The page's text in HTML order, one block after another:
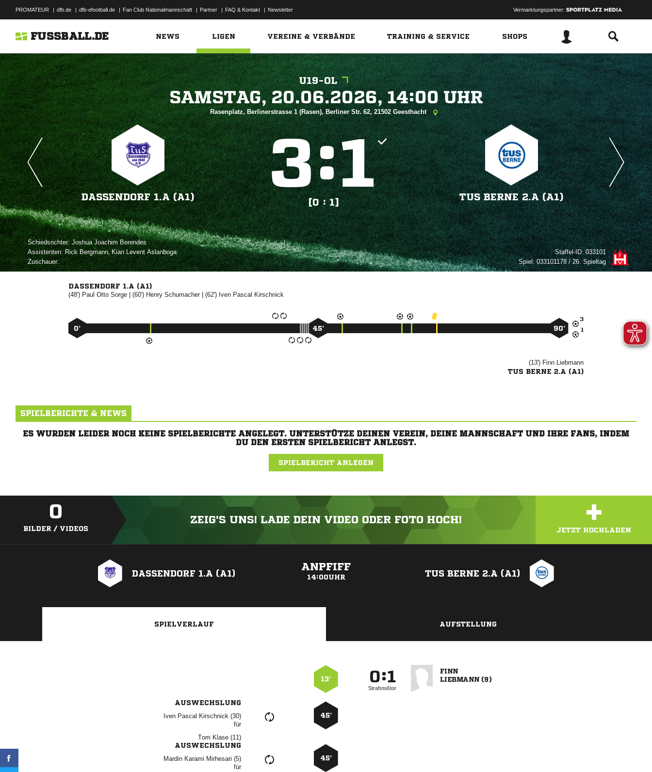
PROMATEUR | dfb.de | dfb-efootball.de | Fan Club Nationalmannschaft | Partner | FAQ & Kontakt | Newsletter Vermarktungspartner:
FUSSBALL.DE NEWS LIGEN VEREINE & VERBÄNDE TRAINING & SERVICE SHOPS
U19-OL
   
Rasenplatz, Berlinerstrasse 1 (Rasen), Berliner Str. 62, 21502 Geesthacht
DASSENDORF 1.A (A1)
:
[0 : 1]
TUS BERNE 2.A (A1)
Schiedsrichter:  
Assistenten: ,   
Zuschauer:
Staffel-ID:033101
Spiel:033101178 / 26. Spieltag
DASSENDORF 1.A (A1)
(48')  | (60') | (62')   


0’ 45’ 90’
(13')  
TUS BERNE 2.A (A1)
SPIELBERICHTE & NEWS
ES WURDEN LEIDER NOCH KEINE SPIELBERICHTE ANGELEGT. UNTERSTÜTZE DEINEN VEREIN, DEINE MANNSCHAFT UND IHRE FANS, INDEM
DU DEN ERSTEN SPIELBERICHT ANLEGST.
SPIELBERICHT ANLEGEN
0
BILDER / VIDEOS
ZEIG'S UNS! LADE DEIN VIDEO ODER FOTO HOCH! +
JETZT HOCHLADEN
DASSENDORF 1.A (A1)
ANPFIFF
14:00UHR TUS BERNE 2.A (A1)
SPIELVERLAUF AUFSTELLUNG
13’ :
Strafstoßtor

 
AUSWECHSLUNG
   
für
  
45’
AUSWECHSLUNG
   
für
45’